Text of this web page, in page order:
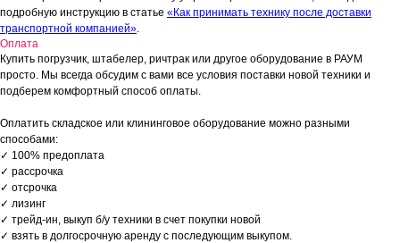
подробную инструкцию в статье «Как принимать технику после доставки
транспортной компанией».
Оплата
Купить погрузчик, штабелер, ричтрак или другое оборудование в РАУМ
просто. Мы всегда обсудим с вами все условия поставки новой техники и
подберем комфортный способ оплаты.
Оплатить складское или клининговое оборудование можно разными
способами:
✓ 100% предоплата
✓ рассрочка
✓ отсрочка
✓ лизинг
✓ трейд-ин, выкуп б/у техники в счет покупки новой
✓ взять в долгосрочную аренду с последующим выкупом.